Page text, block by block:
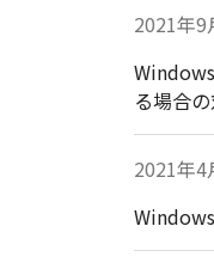
2021年9
る場合
2021年4